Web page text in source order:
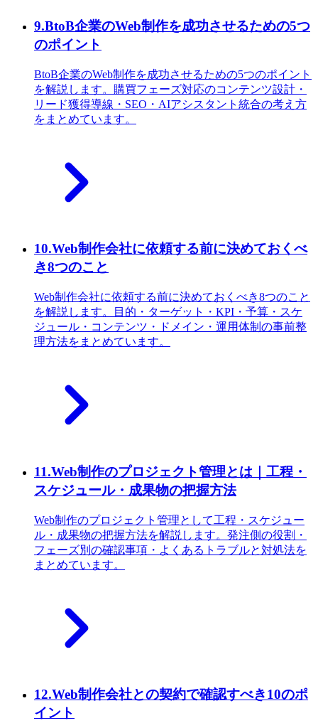
9.BtoB企業のWeb制作を成功させるための5つ
のポイント
BtoB企業のWeb制作を成功させるための5つのポイント
を解説します。購買フェーズ対応のコンテンツ設計・
リード獲得導線・SEO・AIアシスタント統合の考え方
をまとめています。
10.Web制作会社に依頼する前に決めておくべ
き8つのこと
Web制作会社に依頼する前に決めておくべき8つのこと
を解説します。目的・ターゲット・KPI・予算・スケ
ジュール・コンテンツ・ドメイン・運用体制の事前整
理方法をまとめています。
11.Web制作のプロジェクト管理とは｜工程・
スケジュール・成果物の把握方法
Web制作のプロジェクト管理として工程・スケジュー
ル・成果物の把握方法を解説します。発注側の役割・
フェーズ別の確認事項・よくあるトラブルと対処法を
まとめています。
12.Web制作会社との契約で確認すべき10のポ
イント